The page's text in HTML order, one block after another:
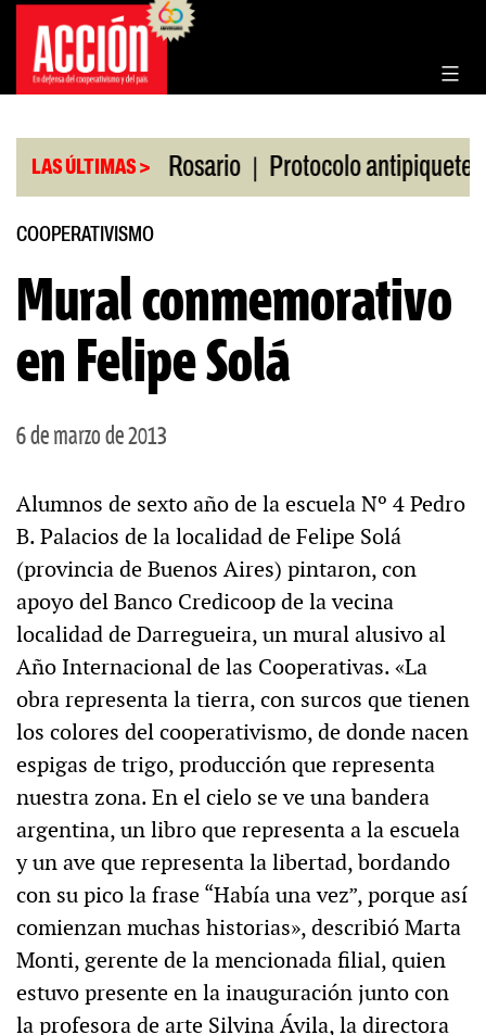
Saltar
contenido
LAS ÚLTIMAS >
la Bolsa de Rosario | Protocolo antipiquetes |
COOPERATIVISMO
Mural conmemorativo
en Felipe Solá
6 de marzo de 2013
Alumnos de sexto año de la escuela Nº 4 Pedro
B. Palacios de la localidad de Felipe Solá
(provincia de Buenos Aires) pintaron, con
apoyo del Banco Credicoop de la vecina
localidad de Darregueira, un mural alusivo al
Año Internacional de las Cooperativas. «La
obra representa la tierra, con surcos que tienen
los colores del cooperativismo, de donde nacen
espigas de trigo, producción que representa
nuestra zona. En el cielo se ve una bandera
argentina, un libro que representa a la escuela
y un ave que representa la libertad, bordando
con su pico la frase “Había una vez”, porque así
comienzan muchas historias», describió Marta
Monti, gerente de la mencionada filial, quien
estuvo presente en la inauguración junto con
la profesora de arte Silvina Ávila, la directora